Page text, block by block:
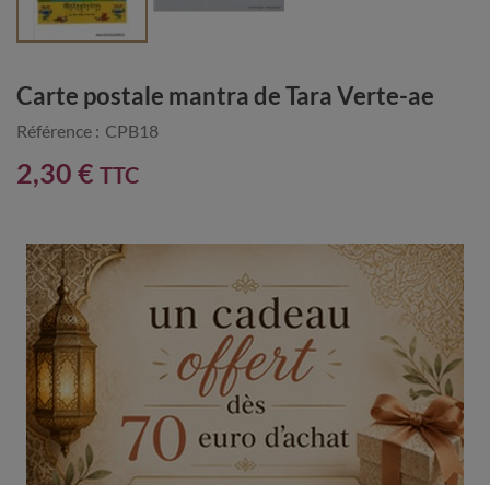
Carte postale mantra de Tara Verte-ae
Référence : CPB18
2,30 € TTC